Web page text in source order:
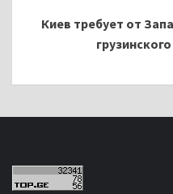
Киев требует от